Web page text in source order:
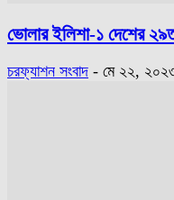
ভোলার ইলিশা-১ দেশের
চরফ্যাশন সংবাদ - মে ২২,